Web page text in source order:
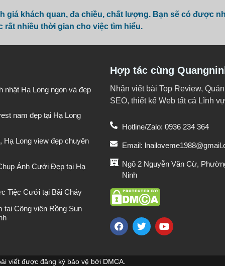
khách quan, đa chiều, chất lượng. Bạn sẽ có được
rất nhiều thời gian cho việc tìm hiểu.
nhật Hạ Long ngon và đẹp
nam đẹp tại Hạ Long
Hạ Long view đẹp chuyên
Ảnh Cưới Đẹp tại Hạ
Tiệc Cưới tại Bãi Cháy
tại Công viên Rồng Sun
Hợp tác cùng
Nhận viết bài Top Review,
SEO, thiết kế Web tất cả Lĩnh
Hotline/Zalo: 0936 234 364
Email:
Ngõ 2 Nguyễn Văn Cừ,
Ninh
viết được đăng ký bảo vệ bởi DMCA.